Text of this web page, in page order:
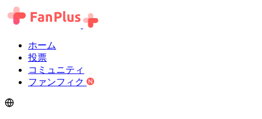
ホーム
投票
コミュニティ
ファンフィク